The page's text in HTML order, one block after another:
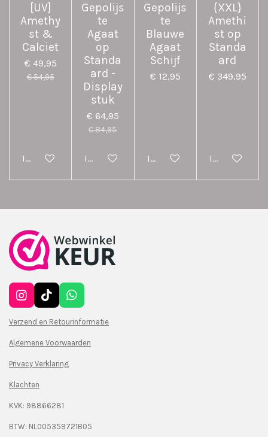
[UV]
Amethy
st &
Calciet
€ 49,95
€ 54,95
In winkelwagen
Gepolijs
te
Agaat
op
Standa
ard -
Display
stuk
€ 64,95
€ 84,95
In winkelwagen
Gepolijs
te
Blauwe
Agaat
Schijf
€ 12,95
In winkelwagen
{XXL}
Amethi
st op
Standa
ard
€ 349,95
In
I
n
s
a
r
a
m
T
i
k
o
W
h
a
s
Verzend en Retourinformatie
Algemene Voorwaarden
Privacy Verklaring
Klachten
KVK: 98866281
BTW: NL005359721B05